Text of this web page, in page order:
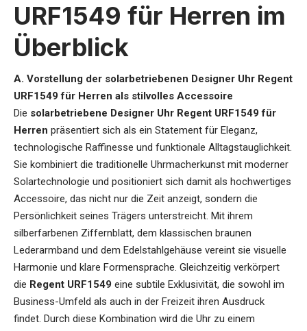
URF1549 für Herren im
Überblick
A. Vorstellung der solarbetriebenen Designer Uhr Regent
URF1549 für Herren als stilvolles Accessoire
Die solarbetriebene Designer Uhr Regent URF1549 für
Herren präsentiert sich als ein Statement für Eleganz,
technologische Raffinesse und funktionale Alltagstauglichkeit.
Sie kombiniert die traditionelle Uhrmacherkunst mit moderner
Solartechnologie und positioniert sich damit als hochwertiges
Accessoire, das nicht nur die Zeit anzeigt, sondern die
Persönlichkeit seines Trägers unterstreicht. Mit ihrem
silberfarbenen Ziffernblatt, dem klassischen braunen
Lederarmband und dem Edelstahlgehäuse vereint sie visuelle
Harmonie und klare Formensprache. Gleichzeitig verkörpert
die Regent URF1549 eine subtile Exklusivität, die sowohl im
Business-Umfeld als auch in der Freizeit ihren Ausdruck
findet. Durch diese Kombination wird die Uhr zu einem